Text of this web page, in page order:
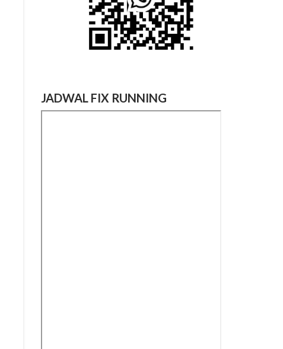
JADWAL FIX RUNNING